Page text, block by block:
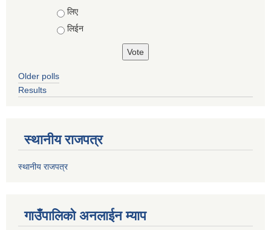
Choices
लिए
लिईन
Older polls
Results
स्थानीय राजपत्र
स्थानीय राजपत्र
गाउँपालिको अनलाईन म्याप